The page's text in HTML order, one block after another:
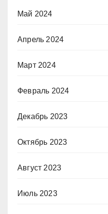
Май 2024
Апрель 2024
Март 2024
Февраль 2024
Декабрь 2023
Октябрь 2023
Август 2023
Июль 2023